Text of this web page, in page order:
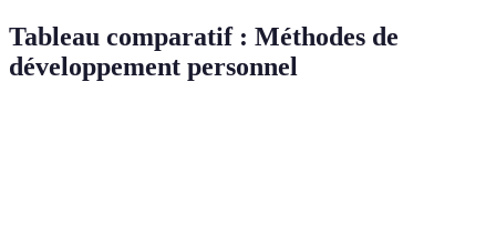
Tableau comparatif : Méthodes de
développement personnel